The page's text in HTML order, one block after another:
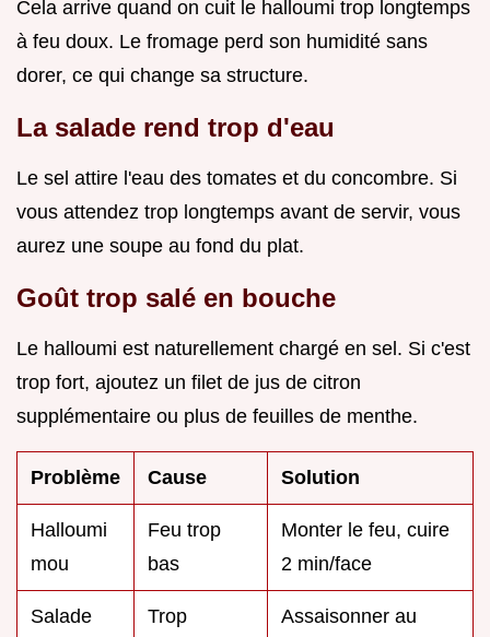
Cela arrive quand on cuit le halloumi trop longtemps
à feu doux. Le fromage perd son humidité sans
dorer, ce qui change sa structure.
La salade rend trop d'eau
Le sel attire l'eau des tomates et du concombre. Si
vous attendez trop longtemps avant de servir, vous
aurez une soupe au fond du plat.
Goût trop salé en bouche
Le halloumi est naturellement chargé en sel. Si c'est
trop fort, ajoutez un filet de jus de citron
supplémentaire ou plus de feuilles de menthe.
Problème Cause Solution
Halloumi
mou
Feu trop
bas
Monter le feu, cuire
2 min/face
Salade
Trop
Assaisonner au